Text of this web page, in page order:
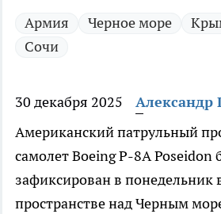
Армия Черное море
Сочи
30 декабря 2025
Александр
Американский патрульный
самолет Boeing P-8A Poseidon
зафиксирован в
пространстве над Черным